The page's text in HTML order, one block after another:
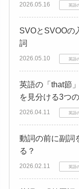
2026.05.16 英語
SVOとSVOOの
詞
2026.05.10 英語
英語の「that節
を見分ける3つ
2026.04.11 英語
動詞の前に副詞
る？
2026.02.11 英語